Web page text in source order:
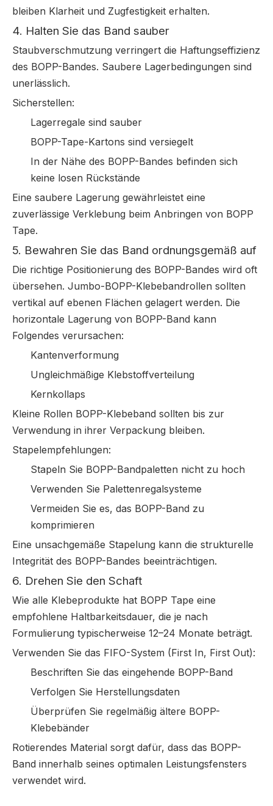
bleiben Klarheit und Zugfestigkeit erhalten.
4. Halten Sie das Band sauber
Staubverschmutzung verringert die Haftungseffizienz
des BOPP-Bandes. Saubere Lagerbedingungen sind
unerlässlich.
Sicherstellen:
Lagerregale sind sauber
BOPP-Tape-Kartons sind versiegelt
In der Nähe des BOPP-Bandes befinden sich
keine losen Rückstände
Eine saubere Lagerung gewährleistet eine
zuverlässige Verklebung beim Anbringen von BOPP
Tape.
5. Bewahren Sie das Band ordnungsgemäß auf
Die richtige Positionierung des BOPP-Bandes wird oft
übersehen. Jumbo-BOPP-Klebebandrollen sollten
vertikal auf ebenen Flächen gelagert werden. Die
horizontale Lagerung von BOPP-Band kann
Folgendes verursachen:
Kantenverformung
Ungleichmäßige Klebstoffverteilung
Kernkollaps
Kleine Rollen BOPP-Klebeband sollten bis zur
Verwendung in ihrer Verpackung bleiben.
Stapelempfehlungen:
Stapeln Sie BOPP-Bandpaletten nicht zu hoch
Verwenden Sie Palettenregalsysteme
Vermeiden Sie es, das BOPP-Band zu
komprimieren
Eine unsachgemäße Stapelung kann die strukturelle
Integrität des BOPP-Bandes beeinträchtigen.
6. Drehen Sie den Schaft
Wie alle Klebeprodukte hat BOPP Tape eine
empfohlene Haltbarkeitsdauer, die je nach
Formulierung typischerweise 12–24 Monate beträgt.
Verwenden Sie das FIFO-System (First In, First Out):
Beschriften Sie das eingehende BOPP-Band
Verfolgen Sie Herstellungsdaten
Überprüfen Sie regelmäßig ältere BOPP-
Klebebänder
Rotierendes Material sorgt dafür, dass das BOPP-
Band innerhalb seines optimalen Leistungsfensters
verwendet wird.